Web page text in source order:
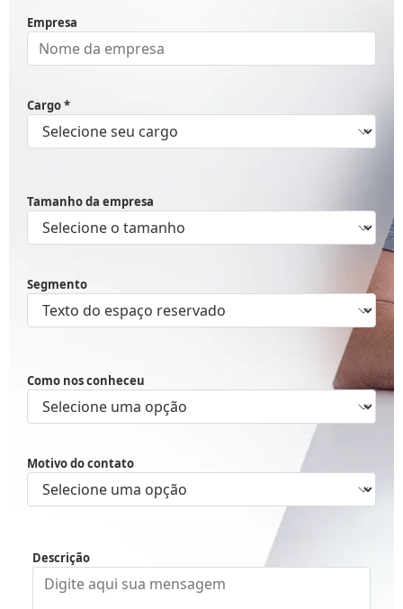
Empresa
Cargo *
Tamanho da empresa
Segmento
Como nos conheceu
Motivo do contato
Descrição